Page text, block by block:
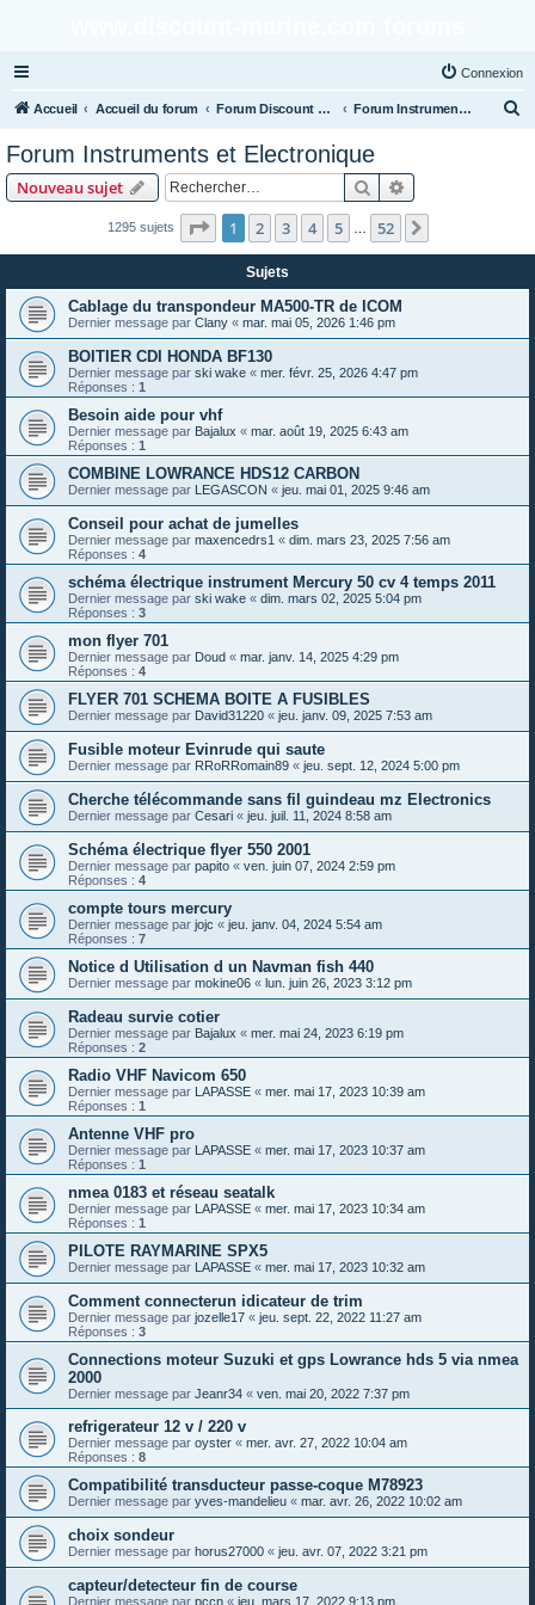
Connexion
Accueil Accueil du forum Forum Discount Marine Forum Instruments et Electronique
e
Forum Instruments et Electronique
Nouveau sujet Rechercher
1295 sujets Page 1sur52
1 2 3 4 5 52
Sujets
Cablage du transpondeur MA500-TR de ICOM
Dernier message par Clany « mar. mai 05, 2026 1:46 pm
BOITIER CDI HONDA BF130
Dernier message par ski wake « mer. févr. 25, 2026 4:47 pm
Réponses : 1
Besoin aide pour vhf
Dernier message par Bajalux « mar. août 19, 2025 6:43 am
Réponses : 1
COMBINE LOWRANCE HDS12 CARBON
Dernier message par LEGASCON « jeu. mai 01, 2025 9:46 am
Conseil pour achat de jumelles
Dernier message par maxencedrs1 « dim. mars 23, 2025 7:56 am
Réponses : 4
schéma électrique instrument Mercury 50 cv 4 temps 2011
Dernier message par ski wake « dim. mars 02, 2025 5:04 pm
Réponses : 3
mon flyer 701
Dernier message par Doud « mar. janv. 14, 2025 4:29 pm
Réponses : 4
FLYER 701 SCHEMA BOITE A FUSIBLES
Dernier message par David31220 « jeu. janv. 09, 2025 7:53 am
Fusible moteur Evinrude qui saute
Dernier message par RRoRRomain89 « jeu. sept. 12, 2024 5:00 pm
Cherche télécommande sans fil guindeau mz Electronics
Dernier message par Cesari « jeu. juil. 11, 2024 8:58 am
Schéma électrique flyer 550 2001
Dernier message par papito « ven. juin 07, 2024 2:59 pm
Réponses : 4
compte tours mercury
Dernier message par jojc « jeu. janv. 04, 2024 5:54 am
Réponses : 7
Notice d Utilisation d un Navman fish 440
Dernier message par mokine06 « lun. juin 26, 2023 3:12 pm
Radeau survie cotier
Dernier message par Bajalux « mer. mai 24, 2023 6:19 pm
Réponses : 2
Radio VHF Navicom 650
Dernier message par LAPASSE « mer. mai 17, 2023 10:39 am
Réponses : 1
Antenne VHF pro
Dernier message par LAPASSE « mer. mai 17, 2023 10:37 am
Réponses : 1
nmea 0183 et réseau seatalk
Dernier message par LAPASSE « mer. mai 17, 2023 10:34 am
Réponses : 1
PILOTE RAYMARINE SPX5
Dernier message par LAPASSE « mer. mai 17, 2023 10:32 am
Comment connecterun idicateur de trim
Dernier message par jozelle17 « jeu. sept. 22, 2022 11:27 am
Réponses : 3
Connections moteur Suzuki et gps Lowrance hds 5 via nmea
2000
Dernier message par Jeanr34 « ven. mai 20, 2022 7:37 pm
refrigerateur 12 v / 220 v
Dernier message par oyster « mer. avr. 27, 2022 10:04 am
Réponses : 8
Compatibilité transducteur passe-coque M78923
Dernier message par yves-mandelieu « mar. avr. 26, 2022 10:02 am
choix sondeur
Dernier message par horus27000 « jeu. avr. 07, 2022 3:21 pm
capteur/detecteur fin de course
Dernier message par pccn « jeu. mars 17, 2022 9:13 pm